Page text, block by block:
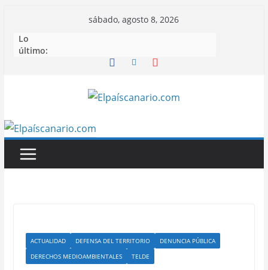
contenido
sábado, agosto 8, 2026
Lo
último:
ACTUALIDAD DEFENSA DEL TERRITORIO
DENUNCIA PÚBLICA
DERECHOS MEDIOAMBIENTALES
TELDE